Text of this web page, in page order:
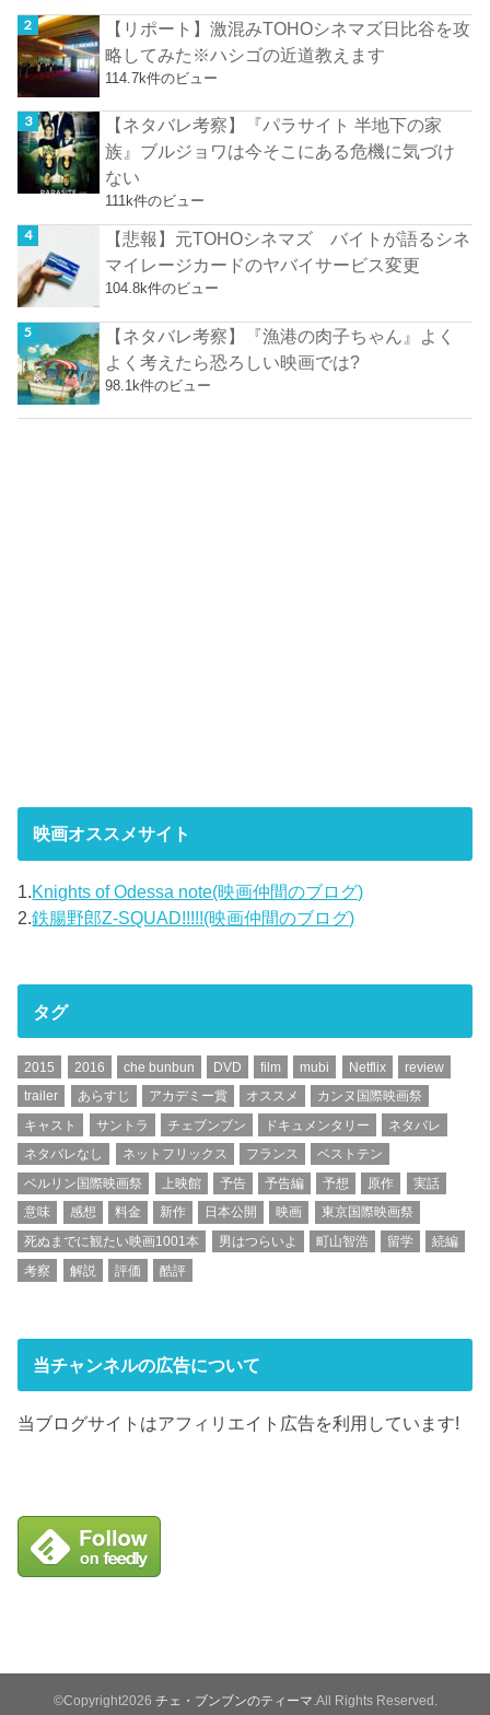
【リポート】激混みTOHOシネマズ日比谷を攻
略してみた※ハシゴの近道教えます
114.7k件のビュー
【ネタバレ考察】『パラサイト 半地下の家
族』ブルジョワは今そこにある危機に気づけ
ない
111k件のビュー
【悲報】元TOHOシネマズ バイトが語るシネ
マイレージカードのヤバイサービス変更
104.8k件のビュー
【ネタバレ考察】『漁港の肉子ちゃん』よく
よく考えたら恐ろしい映画では?
98.1k件のビュー
映画オススメサイト
1.Knights of Odessa note(映画仲間のブログ)
2.鉄腸野郎Z-SQUAD!!!!!(映画仲間のブログ)
タグ
2015 2016 che bunbun DVD film mubi Netflix
review
trailer
あらすじ アカデミー賞 オススメ
カンヌ国際映画祭
キャスト
サントラ チェブンブン ドキュメンタリー
ネタバレ
ネタバレなし
ネットフリックス フランス
ベストテン
ベルリン国際映画祭
上映館 予告 予告編 予想 原作
実話
意味
感想 料金 新作 日本公開 映画
東京国際映画祭
死ぬまでに観たい映画1001本
男はつらいよ 町山智浩 留学
続編
考察
解説 評価 酷評
当チャンネルの広告について
当ブログサイトはアフィリエイト広告を利用しています!
©Copyright2026 チェ・ブンブンのティーマ .All Rights Reserved.